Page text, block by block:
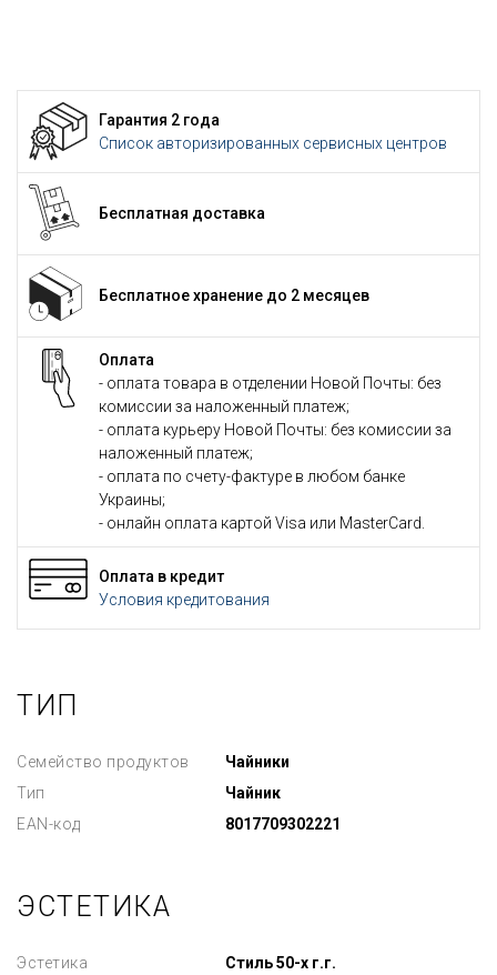
Гарантия 2 года
Список авторизированных сервисных центров
Бесплатная доставка
Бесплатное хранение до 2 месяцев
Оплата
- оплата товара в отделении Новой Почты: без
комиссии за наложенный платеж;
- оплата курьеру Новой Почты: без комиссии за
наложенный платеж;
- оплата по счету-фактуре в любом банке
Украины;
- онлайн оплата картой Visa или MasterCard.
Оплата в кредит
Условия кредитования
ТИП
Семейство продуктов
Чайники
Тип
Чайник
EAN-код
8017709302221
ЭСТЕТИКА
Эстетика
Стиль 50-х г.г.